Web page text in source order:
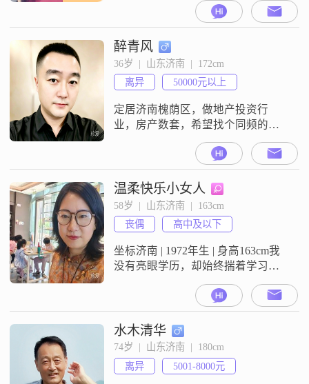
醉青风
36岁  |  山东济南  |  172cm
离异
50000元以上
定居济南槐荫区，做地产投资行
业，房产数套，希望找个同频的另
一半，爱到最后全凭良心。
温柔快乐小女人
58岁  |  山东济南  |  163cm
丧偶
高中及以下
坐标济南 | 1972年生 | 身高163cm我
没有亮眼学历，却始终揣着学习的
热忱，拿下营养师证书，愿用健康
知识为身边人添一份温暖。经营着
一个小店，守着我的烟火日常。性
格温柔体贴，习惯把暖意藏进细节
里；心态乐观积极，总爱捕捉日子
里的小确幸。我笃信，真诚与可靠
是拉近距离的基石，待人处事，向
水木清华
74岁  |  山东济南  |  180cm
离异
5001-8000元